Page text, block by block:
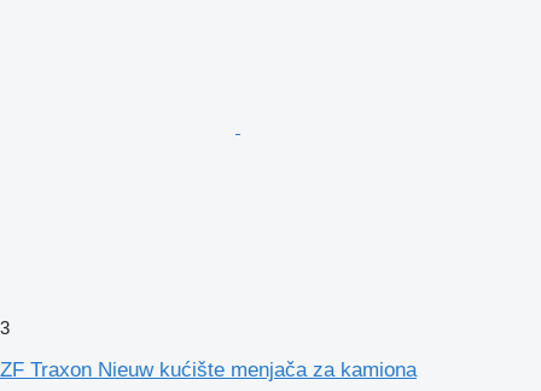
3
ZF Traxon Nieuw kućište menjača za kamiona